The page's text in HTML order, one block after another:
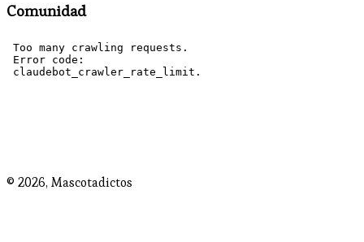
Comunidad
© 2026, Mascotadictos